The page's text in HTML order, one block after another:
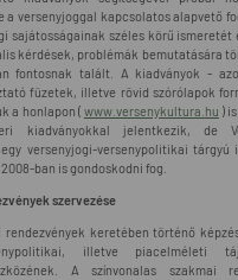
a versenyjoggal kapcsolatos alapvető
sajátosságainak széles körű ismeretét
kérdések, problémák bemutatására
fontosnak talált. A kiadványok -
füzetek, illetve rövid szórólapok
a honlapon ( www.versenykultura.hu )
kiadványokkal jelentkezik, de
versenyjogi-versenypolitikai
ban is gondoskodni fog.
szervezése
rendezvények keretében történő
illetve piacelméleti
A színvonalas szakmai